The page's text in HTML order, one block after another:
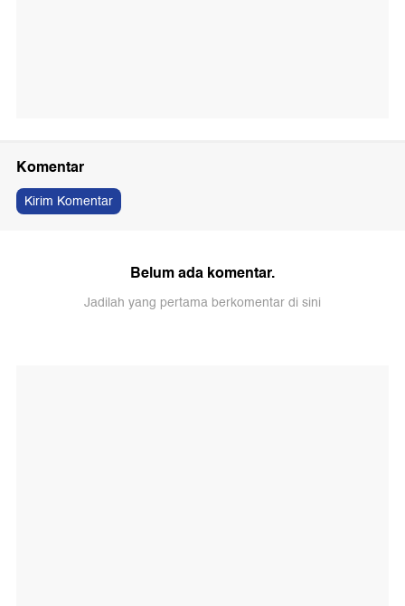
Komentar
Kirim Komentar
Belum ada komentar.
Jadilah yang pertama berkomentar di sini